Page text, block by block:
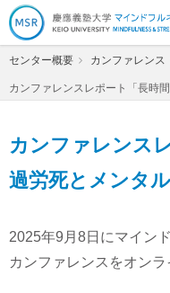
慶應義塾大学マインドフ
センター概要 カンファレンス
カンファレンスレポート「長時
カンファレンス
過労死とメンタル
2025年9月8日にマイン
カンファレンスをオンラ